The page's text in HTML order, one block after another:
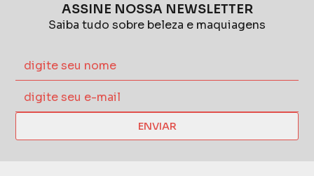
ASSINE NOSSA NEWSLETTER
Saiba tudo sobre beleza e maquiagens
ENVIAR